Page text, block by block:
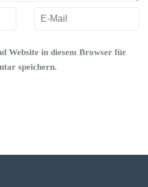
Website in diesem Browser für
speichern.